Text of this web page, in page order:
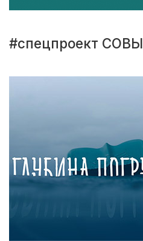
#спецпроект СОВЫ